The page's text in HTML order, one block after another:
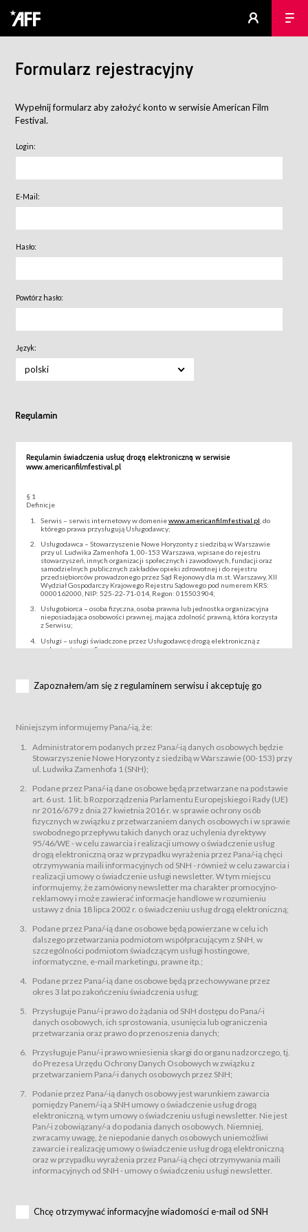
Formularz rejestracyjny
Wypełnij formularz aby założyć konto w serwisie American Film
Festival.
Login:
E-Mail:
Hasło:
Powtórz hasło:
Język:
polski
Regulamin
Regulamin świadczenia usług drogą elektroniczną w serwisie
www.americanfilmfestival.pl
§ 1
Definicje
Serwis – serwis internetowy w domeniewww.americanfilmfestival.pl , do
którego prawa przysługują Usługodawcy;
Usługodawca – Stowarzyszenie Nowe Horyzonty z siedzibą w Warszawie
przy ul. Ludwika Zamenhofa 1, 00-153 Warszawa, wpisane do rejestru
stowarzyszeń, innych organizacji społecznych i zawodowych, fundacji oraz
samodzielnych publicznych zakładów opieki zdrowotnej i do rejestru
przedsiębiorców prowadzonego przez Sąd Rejonowy dla m.st. Warszawy, XII
Wydział Gospodarczy Krajowego Rejestru Sądowego pod numerem KRS:
0000162000, NIP: 525-22-71-014, Regon: 015503904;
Usługobiorca – osoba fizyczna, osoba prawna lub jednostka organizacyjna
nieposiadająca osobowości prawnej, mająca zdolność prawną, która korzysta
z Serwisu;
Usługi – usługi świadczone przez Usługodawcę drogą elektroniczną z
wykorzystaniem Serwisu;
za pośrednictwem Serwisu;
podmiotom z branży mediów i filmowej (Akredytacje);
Bilety – wybrane dokumenty potwierdzające zawarcie umowy z
Usługodawcą i uprawniające do wzięcia udziału w Wydarzeniu,
przewidziane przez Usługodawcę dla danego Wydarzenia, tj. uprawniające
do uczestnictwa w wielu albo w pojedynczych seansach filmowych,
Sklep – sklep internetowy prowadzony przez Usługodawcę w Serwisie;
Regulamin – niniejszy regulamin.
§ 2
Postanowienia ogólne
Regulamin określa zasady:
świadczenia Usługobiorcom Usług przez Usługodawcę, z
zastrzeżeniem usług, o których mowa w ust. 2 pkt. 4 i 5 poniżej, których
zasady świadczenia precyzują odrębne regulaminy,
przetwarzania przez Usługodawcę danych osobowych Usługobiorców
będących osobami fizycznymi.
świadczy Usługi drogą elektroniczną w rozumieniu ustawy z dnia 18 lipca
2002 r. o świadczeniu usług drogą elektroniczną (Dz.U. z 2002 r., Nr 144, poz.
1204, z późń. zm.). Usługi świadczone są nieodpłatnie.
usługę przeglądania i odczytywania przez Usługobiorców materiałów
zamieszczanych w Serwisie,
usługę utrzymywania konta użytkownika w Serwisie,
usługę newsletter,
usługę zawierania na odległość umów nabycia Karnetów i Biletów,
usługę zawierania na odległość umów sprzedaży w Sklepie.
dnia 18 lipca 2002 r. o świadczeniu usług drogą elektroniczną (Dz.U. z 2002
r., Nr 144, poz. 1204, z późń. zm.). Usługi świadczone są nieodpłatnie.
Na zasadach określonych w Regulaminie dostęp do Serwisu jest otwarty dla
Usługobiorca przed rozpoczęciem korzystania z Serwisu jest zobowiązany
zapoznać się z Regulaminem. Założenie konta w Serwisie oraz zamówienie
usługi newsletter za pośrednictwem przeznaczonego do tego formularza
zamieszczonego na stronach Serwisu dostępnych dla wszystkich
Usługobiorców wymaga akceptacji postanowień Regulaminu.
Usługobiorca zobowiązany jest do przestrzegania postanowień Regulaminu
od chwili rozpoczęcia korzystania z Serwisu.
Regulamin jest udostępniony Usługobiorcom nieodpłatnie za
Warunki techniczne korzystania z Usług
Zapoznałem/am się z regulaminem serwisu i akceptuję go
Niniejszym informujemy Pana/-ią, że:
Administratorem podanych przez Pana/-ią danych osobowych będzie
Stowarzyszenie Nowe Horyzonty z siedzibą w Warszawie (00-153) przy
ul. Ludwika Zamenhofa 1 (SNH);
Podane przez Pana/-ią dane osobowe będą przetwarzane na podstawie
art. 6 ust. 1 lit. b Rozporządzenia Parlamentu Europejskiego i Rady (UE)
nr 2016/679 z dnia 27 kwietnia 2016 r. w sprawie ochrony osób
fizycznych w związku z przetwarzaniem danych osobowych i w sprawie
swobodnego przepływu takich danych oraz uchylenia dyrektywy
95/46/WE - w celu zawarcia i realizacji umowy o świadczenie usług
drogą elektroniczną oraz w przypadku wyrażenia przez Pana/-ią chęci
otrzymywania maili informacyjnych od SNH - również w celu zawarcia i
realizacji umowy o świadczenie usługi newsletter. W tym miejscu
informujemy, że zamówiony newsletter ma charakter promocyjno-
reklamowy i może zawierać informacje handlowe w rozumieniu
ustawy z dnia 18 lipca 2002 r. o świadczeniu usług drogą elektroniczną;
Podane przez Pana/-ią dane osobowe będą powierzane w celu ich
dalszego przetwarzania podmiotom współpracującym z SNH, w
szczególności podmiotom świadczącym usługi hostingowe,
informatyczne, e-mail marketingu, prawne itp.;
Podane przez Pana/-ią dane osobowe będą przechowywane przez
okres 3 lat po zakończeniu świadczenia usług;
Przysługuje Panu/-i prawo do żądania od SNH dostępu do Pana/-i
danych osobowych, ich sprostowania, usunięcia lub ograniczenia
przetwarzania oraz prawo do przenoszenia danych;
Przysługuje Panu/-i prawo wniesienia skargi do organu nadzorczego, tj.
do Prezesa Urzędu Ochrony Danych Osobowych w związku z
przetwarzaniem Pana/-i danych osobowych przez SNH;
Podanie przez Pana/-ią danych osobowy jest warunkiem zawarcia
pomiędzy Panem/-ią a SNH umowy o świadczenie usług drogą
elektroniczną, w tym umowy o świadczeniu usługi newsletter. Nie jest
Pan/-i zobowiązany/-a do podania danych osobowych. Niemniej,
zwracamy uwagę, że niepodanie danych osobowych uniemożliwi
zawarcie i realizację umowy o świadczenie usług drogą elektroniczną
oraz w przypadku wyrażenia przez Pana/-ią chęci otrzymywania maili
informacyjnych od SNH - umowy o świadczeniu usługi newsletter.
Chcę otrzymywać informacyjne wiadomości e-mail od SNH